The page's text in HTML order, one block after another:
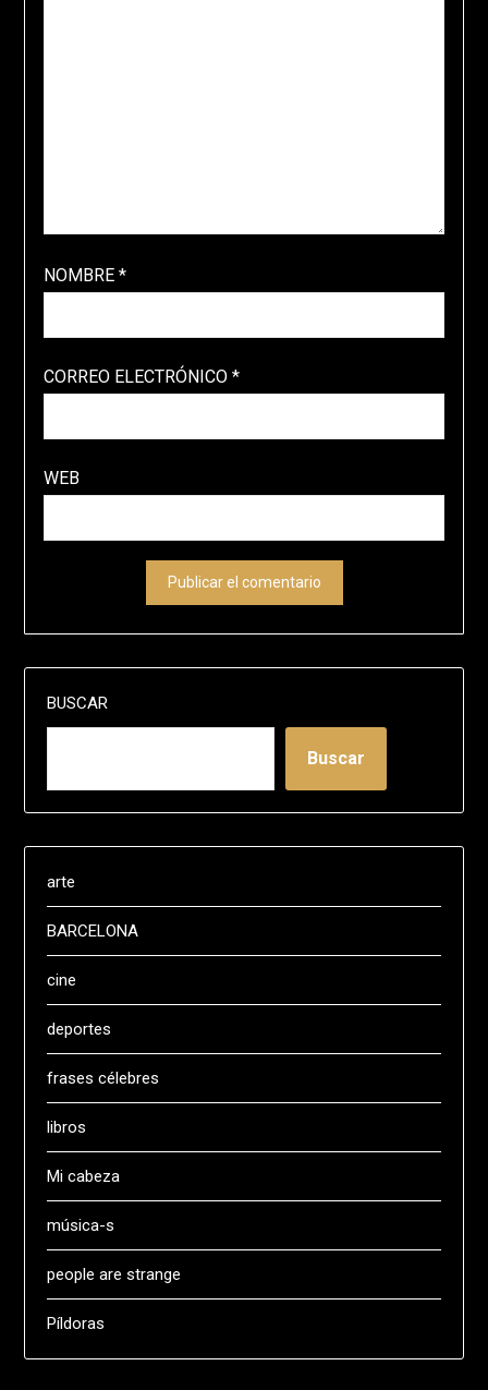
NOMBRE *
CORREO ELECTRÓNICO *
WEB
BUSCAR
Buscar
arte
BARCELONA
cine
deportes
frases célebres
libros
Mi cabeza
música-s
people are strange
Píldoras